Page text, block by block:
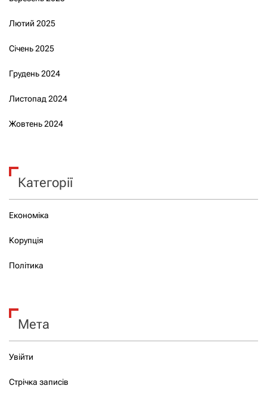
Лютий 2025
Січень 2025
Грудень 2024
Листопад 2024
Жовтень 2024
Категорії
Економіка
Корупція
Політика
Мета
Увійти
Стрічка записів